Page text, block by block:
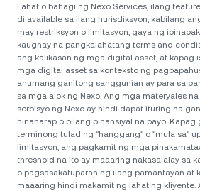
Lahat o bahagi ng Nexo Services, ilang
di available sa ilang hurisdiksyon, kabilang
may restriksyon o limitasyon, gaya ng
kaugnay na pangkalahatang terms and
ang kalikasan ng mga digital asset, at kapag
mga digital asset sa konteksto ng
anumang ganitong sanggunian ay para sa
sa mga alok ng Nexo. Ang mga materyales
serbisyo ng Nexo ay hindi dapat ituring na
hinaharap o bilang pinansiyal na payo.
terminong tulad ng "hanggang" o "mula sa"
limitasyon, ang pagkamit ng mga
threshold na ito ay maaaring nakasalalay sa
o pagsasakatuparan ng ilang pamantayan at
maaaring hindi makamit ng lahat ng kliyente.